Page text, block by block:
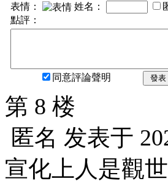
表情： 姓名：
點評：
同意評論聲明 發表
第 8 楼
匿名 发表于
宣化上人是觀